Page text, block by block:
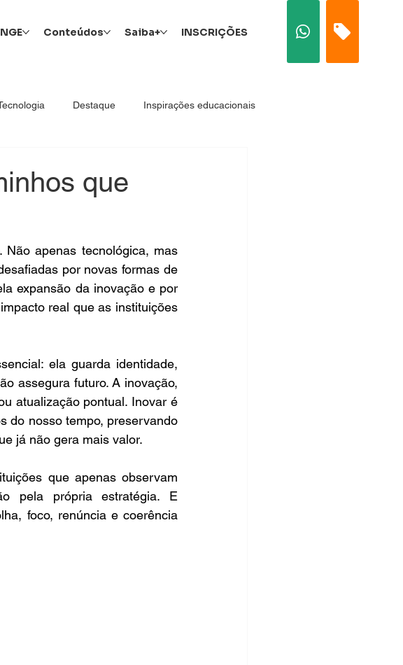
Conteúdos Saiba+ INSCRIÇÕES
Destaque Inspirações educacionais
Educação Superior Procurador Institucional
que
apenas tecnológica, mas
por novas formas de
expansão da inovação e por
real que as instituições
ela guarda identidade,
assegura futuro. A inovação,
atualização pontual. Inovar é
do nosso tempo, preservando
já não gera mais valor.
que apenas observam
pela própria estratégia. E
foco, renúncia e coerência